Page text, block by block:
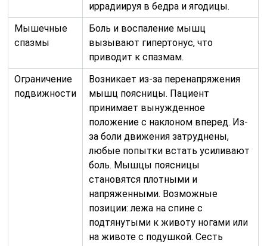
иррадиируя в бедра и ягодицы.
Мышечные
спазмы
Боль и воспаление мышц
вызывают гипертонус, что
приводит к спазмам.
Ограничение
подвижности
Возникает из-за перенапряжения
мышц поясницы. Пациент
принимает вынужденное
положение с наклоном вперед. Из-
за боли движения затруднены,
любые попытки встать усиливают
боль. Мышцы поясницы
становятся плотными и
напряженными. Возможные
позиции: лежа на спине с
подтянутыми к животу ногами или
на животе с подушкой. Сесть